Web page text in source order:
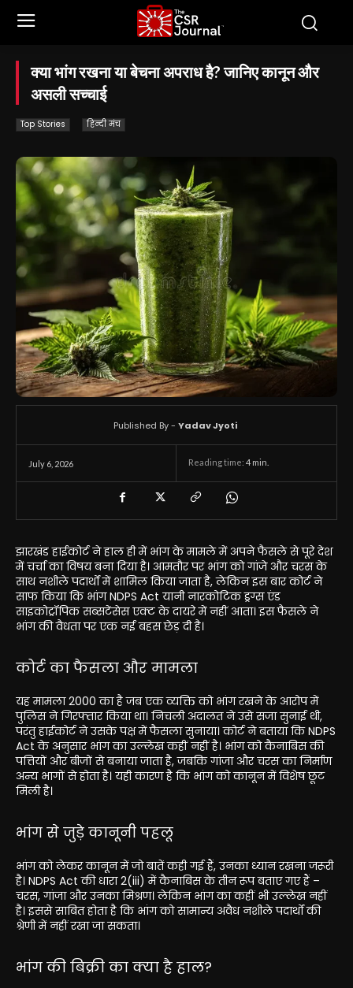
क्या भांग रखना या बेचना अपराध है? जानिए कानून और
असली सच्चाई
Top Stories हिन्दी मंच
July 6, 2026 Reading time: 4 min.
Published By - Yadav Jyoti
झारखंड हाईकोर्ट ने हाल ही में भांग के मामले में अपने फैसले से पूरे देश
में चर्चा का विषय बना दिया है। आमतौर पर भांग को गांजे और चरस के
साथ नशीले पदार्थों में शामिल किया जाता है, लेकिन इस बार कोर्ट ने
साफ किया कि भांग NDPS Act यानी नारकोटिक ड्रग्स एंड
साइकोट्रॉपिक सब्सटेंसेस एक्ट के दायरे में नहीं आता। इस फैसले ने
भांग की वैधता पर एक नई बहस छेड़ दी है।
कोर्ट का फैसला और मामला
यह मामला 2000 का है जब एक व्यक्ति को भांग रखने के आरोप में
पुलिस ने गिरफ्तार किया था। निचली अदालत ने उसे सजा सुनाई थी,
परंतु हाईकोर्ट ने उसके पक्ष में फैसला सुनाया। कोर्ट ने बताया कि NDPS
Act के अनुसार भांग का उल्लेख कहीं नहीं है। भांग को कैनाबिस की
पत्तियों और बीजों से बनाया जाता है, जबकि गांजा और चरस का निर्माण
अन्य भागों से होता है। यही कारण है कि भांग को कानून में विशेष छूट
मिली है।
भांग से जुड़े कानूनी पहलू
भांग को लेकर कानून में जो बातें कही गई हैं, उनका ध्यान रखना जरूरी
है। NDPS Act की धारा 2(iii) में कैनाबिस के तीन रूप बताए गए हैं –
चरस, गांजा और उनका मिश्रण। लेकिन भांग का कहीं भी उल्लेख नहीं
है। इससे साबित होता है कि भांग को सामान्य अवैध नशीले पदार्थों की
श्रेणी में नहीं रखा जा सकता।
भांग की बिक्री का क्या है हाल?